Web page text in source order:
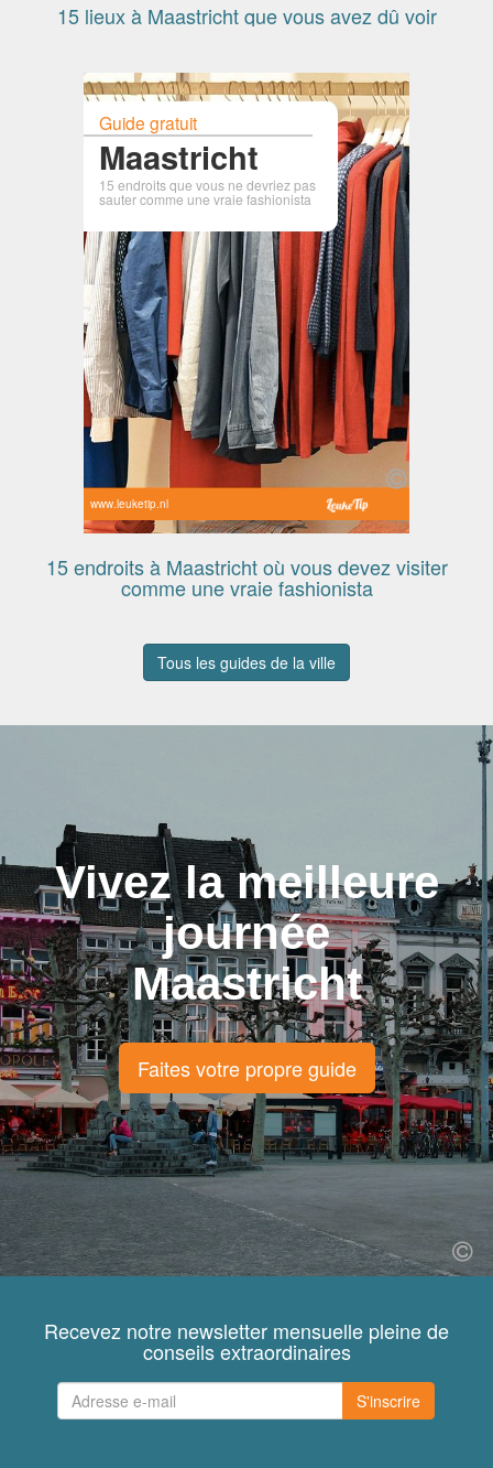
15 lieux à Maastricht que vous avez dû voir
Guide gratuit
Maastricht
15 endroits que vous ne devriez pas
sauter comme une vraie fashionista
www.leuketip.nl
15 endroits à Maastricht où vous devez visiter
comme une vraie fashionista
Tous les guides de la ville
Vivez la meilleure
journée
Maastricht
Faites votre propre guide
Recevez notre newsletter mensuelle pleine de
conseils extraordinaires
S'inscrire